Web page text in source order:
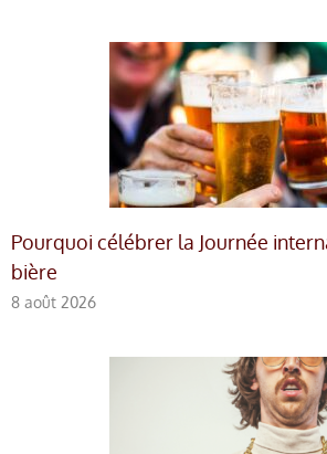
Pourquoi célébrer la Journée
bière
8 août 2026